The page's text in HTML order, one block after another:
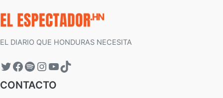
EL DIARIO QUE HONDURAS NECESITA
CONTACTO